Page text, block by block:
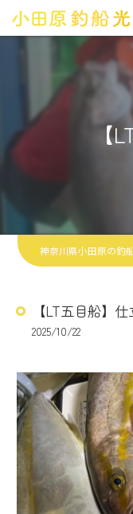
【
【LT五目船】仕
2025/10/22